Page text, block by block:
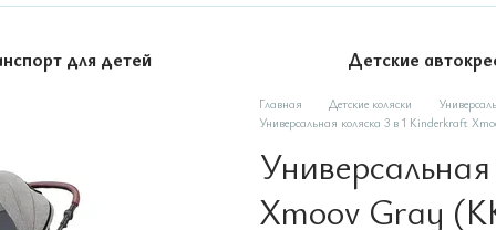
для детей Детские
Главная Детские коляски
Универсальная коляска 3 в 1 Kinderkraft
Xmoov Gray